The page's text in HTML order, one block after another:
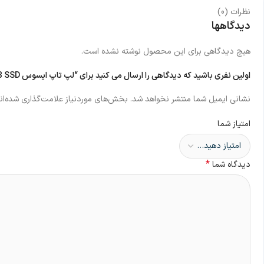
نظرات (0)
دیدگاهها
هیچ دیدگاهی برای این محصول نوشته نشده است.
اولین نفری باشید که دیدگاهی را ارسال می کنید برای “لپ تاپ ایسوس VivoBook R465EA – A i3 1115G4 4 GB DDR4 512 GB SSD”
نشانی ایمیل شما منتشر نخواهد شد. بخش‌های موردنیاز علامت‌گذاری
امتیاز شما
دیدگاه شما*